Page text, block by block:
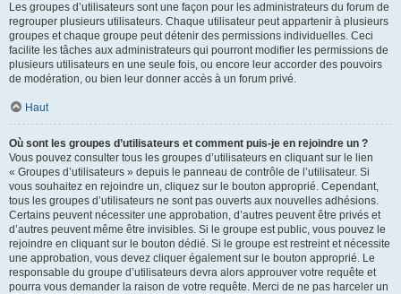
Les groupes d’utilisateurs sont une façon pour les administrateurs du forum de
regrouper plusieurs utilisateurs. Chaque utilisateur peut appartenir à plusieurs
groupes et chaque groupe peut détenir des permissions individuelles. Ceci
facilite les tâches aux administrateurs qui pourront modifier les permissions de
plusieurs utilisateurs en une seule fois, ou encore leur accorder des pouvoirs
de modération, ou bien leur donner accès à un forum privé.
Haut
Où sont les groupes d’utilisateurs et comment puis-je en rejoindre un ?
Vous pouvez consulter tous les groupes d’utilisateurs en cliquant sur le lien
« Groupes d’utilisateurs » depuis le panneau de contrôle de l’utilisateur. Si
vous souhaitez en rejoindre un, cliquez sur le bouton approprié. Cependant,
tous les groupes d’utilisateurs ne sont pas ouverts aux nouvelles adhésions.
Certains peuvent nécessiter une approbation, d’autres peuvent être privés et
d’autres peuvent même être invisibles. Si le groupe est public, vous pouvez le
rejoindre en cliquant sur le bouton dédié. Si le groupe est restreint et nécessite
une approbation, vous devez cliquer également sur le bouton approprié. Le
responsable du groupe d’utilisateurs devra alors approuver votre requête et
pourra vous demander la raison de votre requête. Merci de ne pas harceler un